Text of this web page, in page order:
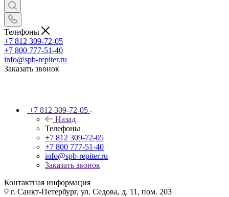
Телефоны
+7 812 309-72-05
+7 800 777-51-40
info@spb-repiter.ru
Заказать звонок
+7 812 309-72-05
Назад
Телефоны
+7 812 309-72-05
+7 800 777-51-40
info@spb-repiter.ru
Заказать звонок
Контактная информация
г. Санкт-Петербург, ул. Седова, д. 11, пом. 203